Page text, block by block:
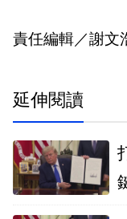
責任編輯／謝文
延伸閱讀